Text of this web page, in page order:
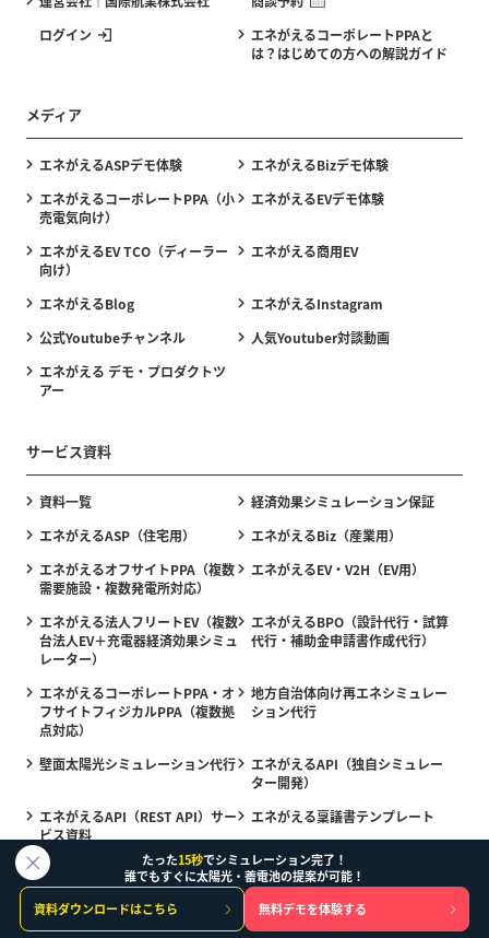
ログイン
エネがえるコーポレートPPAと
は？はじめての方への解説ガイド
メディア
エネがえるASPデモ体験
エネがえるBizデモ体験
エネがえるコーポレートPPA（小
売電気向け）
エネがえるEVデモ体験
エネがえるEV TCO（ディーラー
向け）
エネがえる商用EV
エネがえるBlog
エネがえるInstagram
公式Youtubeチャンネル
人気Youtuber対談動画
エネがえる デモ・プロダクトツ
アー
サービス資料
資料一覧
経済効果シミュレーション保証
エネがえるASP（住宅用）
エネがえるBiz（産業用）
エネがえるオフサイトPPA（複数
需要施設・複数発電所対応）
エネがえるEV・V2H（EV用）
エネがえる法人フリートEV（複数
台法人EV＋充電器経済効果シミュ
レーター）
エネがえるBPO（設計代行・試算
代行・補助金申請書作成代行）
エネがえるコーポレートPPA・オ
フサイトフィジカルPPA（複数拠
点対応）
地方自治体向け再エネシミュレー
ション代行
壁面太陽光シミュレーション代行
エネがえるAPI（独自シミュレー
ター開発）
エネがえるAPI（REST API）サー
ビス資料
エネがえる稟議書テンプレート
エネがえるAPI 仕様書
市場連動型電気料金プラン対応A
PI
Webシミュレータ丸投げパック
エネがえるAI Sense
たった15秒でシミュレーション完了！
誰でもすぐに太陽光・蓄電池の提案が可能！
資料ダウンロードはこちら
無料デモを体験する